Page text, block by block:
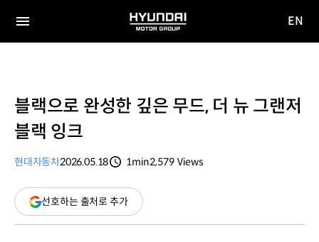
전체
HYUNDAI
MOTOR
EN
블랙으로 완성한 깊은 무드, 더 뉴 그랜저
블랙 잉크
현대자동차2026.05.18
1min2,579 Views
선호하는 출처로 추가(새
창